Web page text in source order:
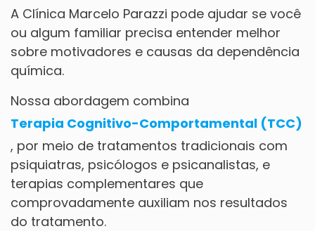
A Clínica Marcelo Parazzi pode ajudar se você
ou algum familiar precisa entender melhor
sobre motivadores e causas da dependência
química.
Nossa abordagem combina
Terapia Cognitivo-Comportamental (TCC)
, por meio de tratamentos tradicionais com
psiquiatras, psicólogos e psicanalistas, e
terapias complementares que
comprovadamente auxiliam nos resultados
do tratamento.